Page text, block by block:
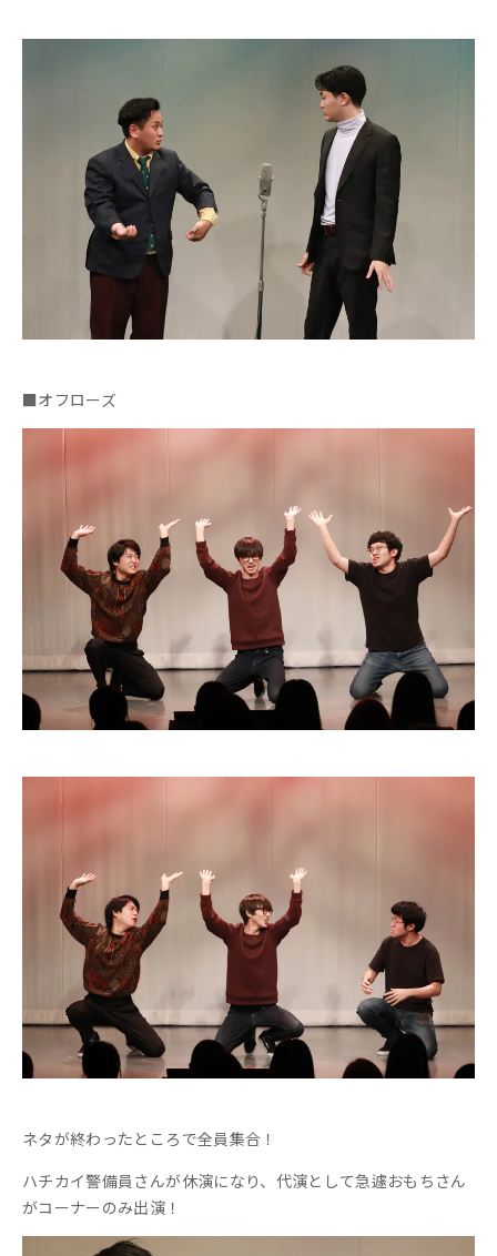
■オフローズ
ネタが終わったところで全員集合！
ハチカイ警備員さんが休演になり、代演として急遽おもちさん
がコーナーのみ出演！